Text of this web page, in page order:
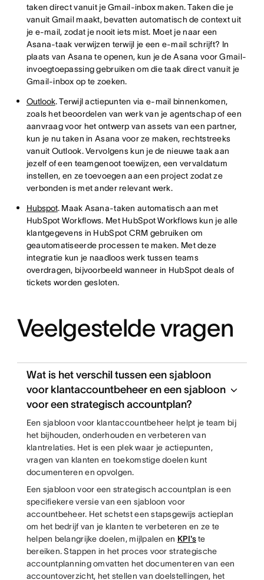
taken direct vanuit je Gmail-inbox maken. Taken die je
vanuit Gmail maakt, bevatten automatisch de context uit
je e-mail, zodat je nooit iets mist. Moet je naar een
Asana-taak verwijzen terwijl je een e-mail schrijft? In
plaats van Asana te openen, kun je de Asana voor Gmail-
invoegtoepassing gebruiken om die taak direct vanuit je
Gmail-inbox op te zoeken.
Outlook. Terwijl actiepunten via e-mail binnenkomen,
zoals het beoordelen van werk van je agentschap of een
aanvraag voor het ontwerp van assets van een partner,
kun je nu taken in Asana voor ze maken, rechtstreeks
vanuit Outlook. Vervolgens kun je de nieuwe taak aan
jezelf of een teamgenoot toewijzen, een vervaldatum
instellen, en ze toevoegen aan een project zodat ze
verbonden is met ander relevant werk.
Hubspot. Maak Asana-taken automatisch aan met
HubSpot Workflows. Met HubSpot Workflows kun je alle
klantgegevens in HubSpot CRM gebruiken om
geautomatiseerde processen te maken. Met deze
integratie kun je naadloos werk tussen teams
overdragen, bijvoorbeeld wanneer in HubSpot deals of
tickets worden gesloten.
Veelgestelde vragen
Wat is het verschil tussen een sjabloon
voor klantaccountbeheer en een sjabloon
voor een strategisch accountplan?
Een sjabloon voor klantaccountbeheer helpt je team bij
het bijhouden, onderhouden en verbeteren van
klantrelaties. Het is een plek waar je actiepunten,
vragen van klanten en toekomstige doelen kunt
documenteren en opvolgen.
Een sjabloon voor een strategisch accountplan is een
specifiekere versie van een sjabloon voor
accountbeheer. Het schetst een stapsgewijs actieplan
om het bedrijf van je klanten te verbeteren en ze te
helpen belangrijke doelen, mijlpalen en KPI'ste
bereiken. Stappen in het proces voor strategische
accountplanning omvatten het documenteren van een
accountoverzicht, het stellen van doelstellingen, het